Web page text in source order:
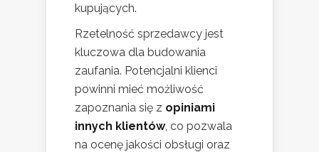
kupujących.
Rzetelność sprzedawcy jest
kluczowa dla budowania
zaufania. Potencjalni klienci
powinni mieć możliwość
zapoznania się z opiniami
innych klientów, co pozwala
na ocenę jakości obsługi oraz